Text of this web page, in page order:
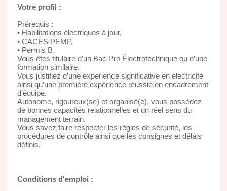
Votre profil :
Prérequis :
• Habilitations électriques à jour,
• CACES PEMP,
• Permis B.
Vous êtes titulaire d’un Bac Pro Électrotechnique ou d’une
formation similaire.
Vous justifiez d’une expérience significative en électricité
ainsi qu’une première expérience réussie en encadrement
d’équipe.
Autonome, rigoureux(se) et organisé(e), vous possédez
de bonnes capacités relationnelles et un réel sens du
management terrain.
Vous savez faire respecter les règles de sécurité, les
procédures de contrôle ainsi que les consignes et délais
définis.
Conditions d'emploi :